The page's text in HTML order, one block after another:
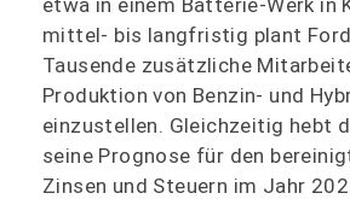
mittel- bis langfristig plant
Tausende zusätzliche
Produktion von Benzin- und
einzustellen. Gleichzeitig hebt
seine Prognose für den
Zinsen und Steuern im Jahr